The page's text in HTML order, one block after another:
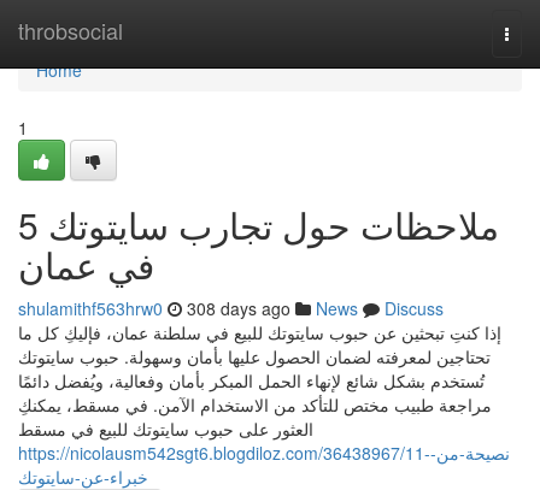
throbsocial
Home
Home
1
5 ملاحظات حول تجارب سايتوتك
في عمان
shulamithf563hrw0 308 days ago News
Discuss
إذا كنتِ تبحثين عن حبوب سايتوتك للبيع في سلطنة عمان، فإليكِ كل ما
تحتاجين لمعرفته لضمان الحصول عليها بأمان وسهولة. حبوب سايتوتك
تُستخدم بشكل شائع لإنهاء الحمل المبكر بأمان وفعالية، ويُفضل دائمًا
مراجعة طبيب مختص للتأكد من الاستخدام الآمن. في مسقط، يمكنكِ
العثور على حبوب سايتوتك للبيع في مسقط
https://nicolausm542sgt6.blogdiloz.com/36438967/11-نصيحة-من-
خبراء-عن-سايتوتك